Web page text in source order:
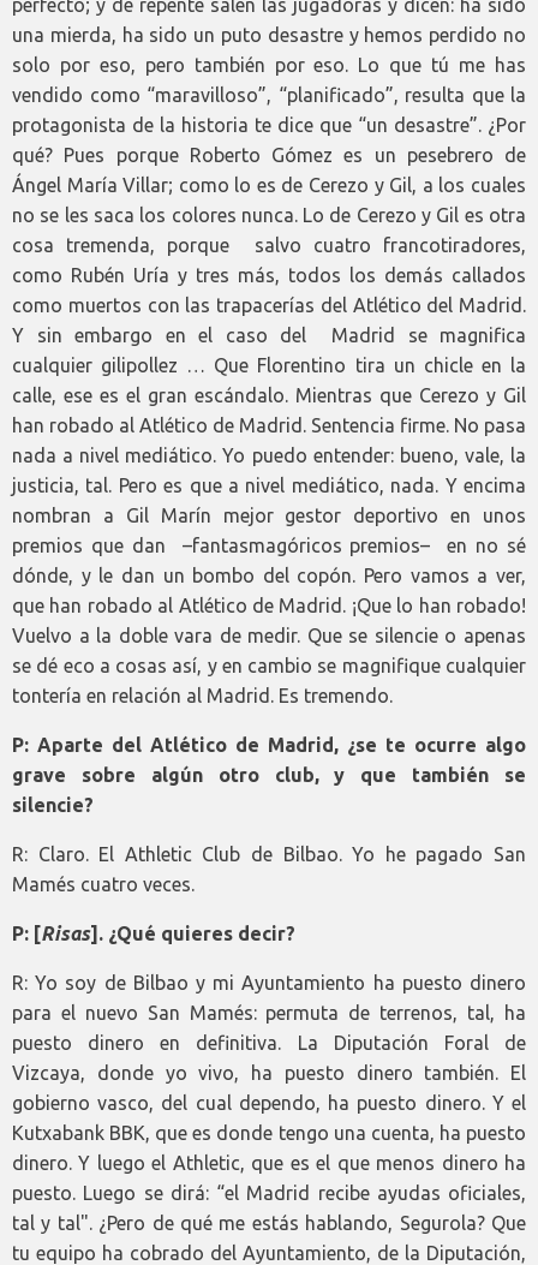
perfecto; y de repente salen las jugadoras y dicen: ha sido
una mierda, ha sido un puto desastre y hemos perdido no
solo por eso, pero también por eso. Lo que tú me has
vendido como “maravilloso”, “planificado”, resulta que la
protagonista de la historia te dice que “un desastre”. ¿Por
qué? Pues porque Roberto Gómez es un pesebrero de
Ángel María Villar; como lo es de Cerezo y Gil, a los cuales
no se les saca los colores nunca. Lo de Cerezo y Gil es otra
cosa tremenda, porque salvo cuatro francotiradores,
como Rubén Uría y tres más, todos los demás callados
como muertos con las trapacerías del Atlético del Madrid.
Y sin embargo en el caso del Madrid se magnifica
cualquier gilipollez … Que Florentino tira un chicle en la
calle, ese es el gran escándalo. Mientras que Cerezo y Gil
han robado al Atlético de Madrid. Sentencia firme. No pasa
nada a nivel mediático. Yo puedo entender: bueno, vale, la
justicia, tal. Pero es que a nivel mediático, nada. Y encima
nombran a Gil Marín mejor gestor deportivo en unos
premios que dan –fantasmagóricos premios– en no sé
dónde, y le dan un bombo del copón. Pero vamos a ver,
que han robado al Atlético de Madrid. ¡Que lo han robado!
Vuelvo a la doble vara de medir. Que se silencie o apenas
se dé eco a cosas así, y en cambio se magnifique cualquier
tontería en relación al Madrid. Es tremendo.
P: Aparte del Atlético de Madrid, ¿se te ocurre algo
grave sobre algún otro club, y que también se
silencie?
R: Claro. El Athletic Club de Bilbao. Yo he pagado San
Mamés cuatro veces.
P: [Risas]. ¿Qué quieres decir?
R: Yo soy de Bilbao y mi Ayuntamiento ha puesto dinero
para el nuevo San Mamés: permuta de terrenos, tal, ha
puesto dinero en definitiva. La Diputación Foral de
Vizcaya, donde yo vivo, ha puesto dinero también. El
gobierno vasco, del cual dependo, ha puesto dinero. Y el
Kutxabank BBK, que es donde tengo una cuenta, ha puesto
dinero. Y luego el Athletic, que es el que menos dinero ha
puesto. Luego se dirá: “el Madrid recibe ayudas oficiales,
tal y tal". ¿Pero de qué me estás hablando, Segurola? Que
tu equipo ha cobrado del Ayuntamiento, de la Diputación,